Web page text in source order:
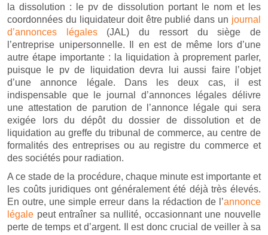
la dissolution : le pv de dissolution portant le nom et les
coordonnées du liquidateur doit être publié dans un journal
d’annonces légales(JAL) du ressort du siège de
l’entreprise unipersonnelle. Il en est de même lors d’une
autre étape importante : la liquidation à proprement parler,
puisque le pv de liquidation devra lui aussi faire l’objet
d’une annonce légale. Dans les deux cas, il est
indispensable que le journal d’annonces légales délivre
une attestation de parution de l’annonce légale qui sera
exigée lors du dépôt du dossier de dissolution et de
liquidation au greffe du tribunal de commerce, au centre de
formalités des entreprises ou au registre du commerce et
des sociétés pour radiation.
A ce stade de la procédure, chaque minute est importante et
les coûts juridiques ont généralement été déjà très élevés.
En outre, une simple erreur dans la rédaction de l’annonce
légale peut entraîner sa nullité, occasionnant une nouvelle
perte de temps et d’argent. Il est donc crucial de veiller à sa